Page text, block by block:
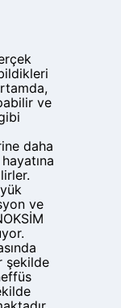
ve
daha
ve
şekilde